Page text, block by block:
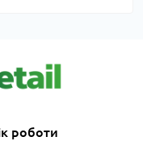
роботи